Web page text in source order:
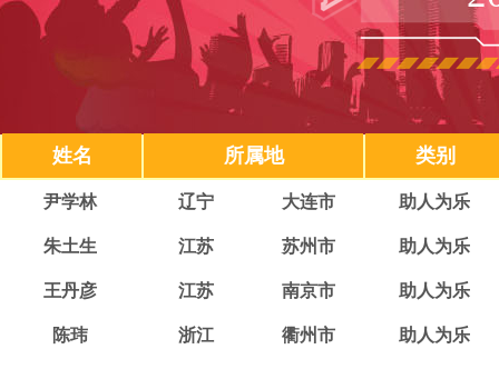
姓名 所属地 类别
尹学林 辽宁 大连市 助人为乐
朱土生 江苏 苏州市 助人为乐
王丹彦 江苏 南京市 助人为乐
陈玮 浙江 衢州市 助人为乐